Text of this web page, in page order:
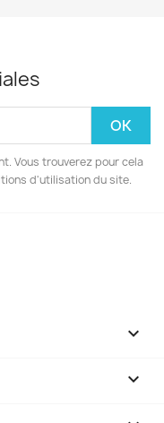
Vous trouverez pour cela
d'utilisation du site.

